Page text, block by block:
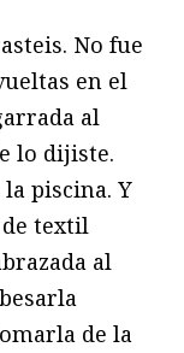
No fue
en el
al
lo dijiste.
piscina. Y
textil
al
de la